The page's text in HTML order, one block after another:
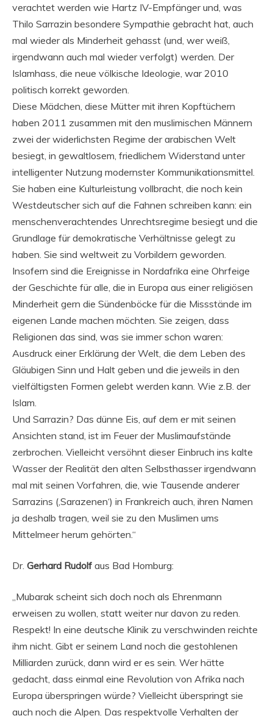
verachtet werden wie Hartz IV-Empfänger und, was
Thilo Sarrazin besondere Sympathie gebracht hat, auch
mal wieder als Minderheit gehasst (und, wer weiß,
irgendwann auch mal wieder verfolgt) werden. Der
Islamhass, die neue völkische Ideologie, war 2010
politisch korrekt geworden.
Diese Mädchen, diese Mütter mit ihren Kopftüchern
haben 2011 zusammen mit den muslimischen Männern
zwei der widerlichsten Regime der arabischen Welt
besiegt, in gewaltlosem, friedlichem Widerstand unter
intelligenter Nutzung modernster Kommunikationsmittel.
Sie haben eine Kulturleistung vollbracht, die noch kein
Westdeutscher sich auf die Fahnen schreiben kann: ein
menschenverachtendes Unrechtsregime besiegt und die
Grundlage für demokratische Verhältnisse gelegt zu
haben. Sie sind weltweit zu Vorbildern geworden.
Insofern sind die Ereignisse in Nordafrika eine Ohrfeige
der Geschichte für alle, die in Europa aus einer religiösen
Minderheit gern die Sündenböcke für die Missstände im
eigenen Lande machen möchten. Sie zeigen, dass
Religionen das sind, was sie immer schon waren:
Ausdruck einer Erklärung der Welt, die dem Leben des
Gläubigen Sinn und Halt geben und die jeweils in den
vielfältigsten Formen gelebt werden kann. Wie z.B. der
Islam.
Und Sarrazin? Das dünne Eis, auf dem er mit seinen
Ansichten stand, ist im Feuer der Muslimaufstände
zerbrochen. Vielleicht versöhnt dieser Einbruch ins kalte
Wasser der Realität den alten Selbsthasser irgendwann
mal mit seinen Vorfahren, die, wie Tausende anderer
Sarrazins (‚Sarazenen‘) in Frankreich auch, ihren Namen
ja deshalb tragen, weil sie zu den Muslimen ums
Mittelmeer herum gehörten.“
Dr. Gerhard Rudolf aus Bad Homburg:
„Mubarak scheint sich doch noch als Ehrenmann
erweisen zu wollen, statt weiter nur davon zu reden.
Respekt! In eine deutsche Klinik zu verschwinden reichte
ihm nicht. Gibt er seinem Land noch die gestohlenen
Milliarden zurück, dann wird er es sein. Wer hätte
gedacht, dass einmal eine Revolution von Afrika nach
Europa überspringen würde? Vielleicht überspringt sie
auch noch die Alpen. Das respektvolle Verhalten der